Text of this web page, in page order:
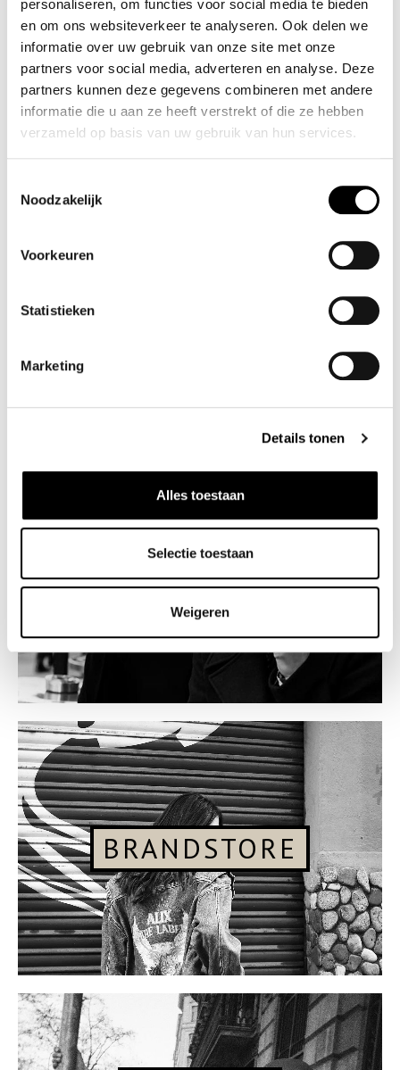
personaliseren, om functies voor social media te bieden
en om ons websiteverkeer te analyseren. Ook delen we
informatie over uw gebruik van onze site met onze
partners voor social media, adverteren en analyse. Deze
partners kunnen deze gegevens combineren met andere
informatie die u aan ze heeft verstrekt of die ze hebben
verzameld op basis van uw gebruik van hun services.
Noodzakelijk
Voorkeuren
Statistieken
Marketing
Details tonen
Alles toestaan
Selectie toestaan
Weigeren
SHOP
BRANDSTORE